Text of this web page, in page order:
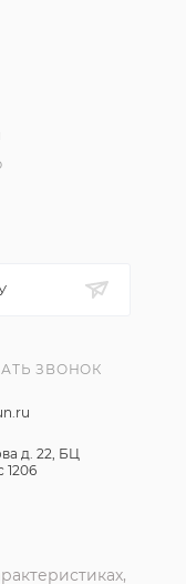
ЗВОНОК
д. 22, БЦ
1206